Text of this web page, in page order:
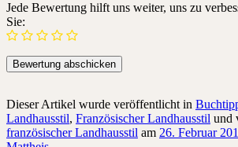
Jede Bewertung hilft uns weiter, uns zu
Sie:
Dieser Artikel wurde veröffentlicht in
Landhausstil, Französischer Landhausstil und
französischer Landhausstil am 26. Februar